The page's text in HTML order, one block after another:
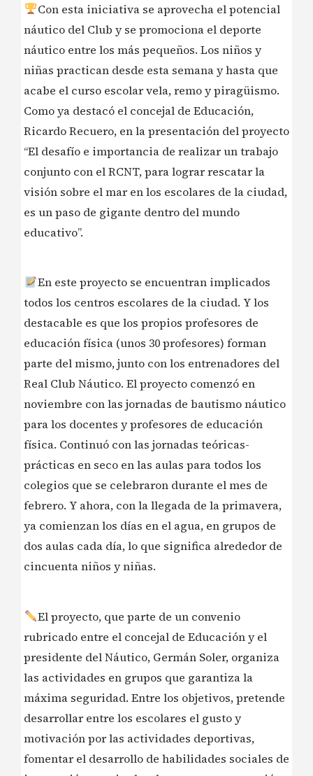
Con esta iniciativa se aprovecha el potencial
náutico del Club y se promociona el deporte
náutico entre los más pequeños. Los niños y
niñas practican desde esta semana y hasta que
acabe el curso escolar vela, remo y piragüismo.
Como ya destacó el concejal de Educación,
Ricardo Recuero, en la presentación del proyecto
“El desafío e importancia de realizar un trabajo
conjunto con el RCNT, para lograr rescatar la
visión sobre el mar en los escolares de la ciudad,
es un paso de gigante dentro del mundo
educativo”.
En este proyecto se encuentran implicados
todos los centros escolares de la ciudad. Y los
destacable es que los propios profesores de
educación física (unos 30 profesores) forman
parte del mismo, junto con los entrenadores del
Real Club Náutico. El proyecto comenzó en
noviembre con las jornadas de bautismo náutico
para los docentes y profesores de educación
física. Continuó con las jornadas teóricas-
prácticas en seco en las aulas para todos los
colegios que se celebraron durante el mes de
febrero. Y ahora, con la llegada de la primavera,
ya comienzan los días en el agua, en grupos de
dos aulas cada día, lo que significa alrededor de
cincuenta niños y niñas.
El proyecto, que parte de un convenio
rubricado entre el concejal de Educación y el
presidente del Náutico, Germán Soler, organiza
las actividades en grupos que garantiza la
máxima seguridad. Entre los objetivos, pretende
desarrollar entre los escolares el gusto y
motivación por las actividades deportivas,
fomentar el desarrollo de habilidades sociales de